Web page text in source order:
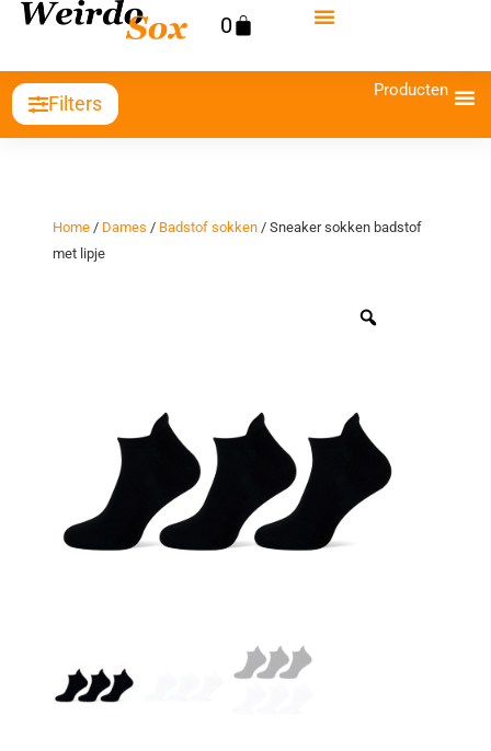
inhoud
0
Winkelwagen
Filters
Producten
Home / Dames / Badstof sokken / Sneaker sokken badstof
met lipje